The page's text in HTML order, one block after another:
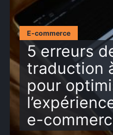
E-commerce
5 erreurs
traduction
pour
e-